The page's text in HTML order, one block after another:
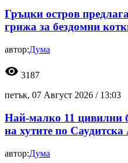
Гръцки остров
грижа за бездомни
автор:Дума
visibility 3187
петък, 07 Август 2026 / 13:03
Най-малко 11 цивилни
на хутите по
автор:Дума